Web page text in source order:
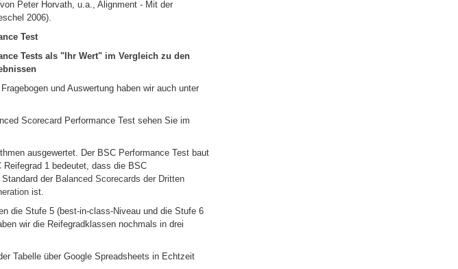
Peter Horvath, u.a., Alignment - Mit der
2006).
Test
Tests als "Ihr Wert" im Vergleich zu den
und Auswertung haben wir auch unter
Scorecard Performance Test sehen Sie im
ausgewertet. Der BSC Performance Test baut
1 bedeutet, dass die BSC
der Balanced Scorecards der Dritten
ist.
die Stufe 5 (best-in-class-Niveau und die Stufe 6
wir die Reifegradklassen nochmals in drei
Tabelle über Google Spreadsheets in Echtzeit